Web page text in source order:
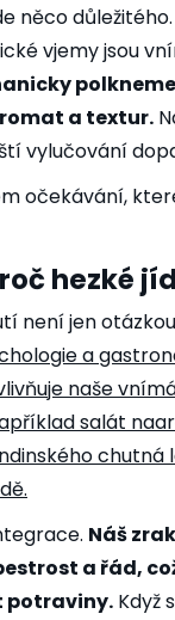
něco
vjemy jsou
a textur.
vylučování
očekávání,
hezké
není jen otázkou
a
naše
salát
chutná
Náš
a řád,
potraviny. Když